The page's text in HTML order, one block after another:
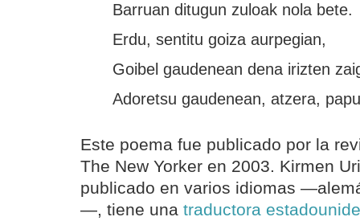
Barruan ditugun zuloak nola bete.
Erdu, sentitu goiza aurpegian,
Goibel gaudenean dena irizten
Adoretsu gaudenean, atzera,
Este poema fue publicado por la
The New Yorker en 2003. Kirmen
publicado en varios idiomas
—, tiene una traductora